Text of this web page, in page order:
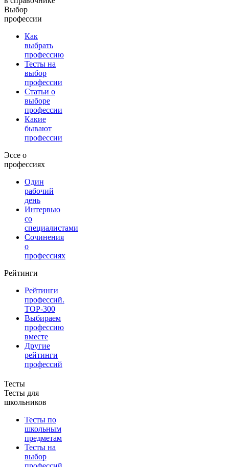
Выбор
профессии
Как
выбрать
профессию
Тесты на
выбор
профессии
Статьи о
выборе
профессии
Какие
бывают
профессии
Эссе о
профессиях
Один
рабочий
день
Интервью
со
специалистами
Сочинения
о
профессиях
Рейтинги
Рейтинги
профессий.
TOP-300
Выбираем
профессию
вместе
Другие
рейтинги
профессий
Тесты
Тесты для
школьников
Тесты по
школьным
предметам
Тесты на
выбор